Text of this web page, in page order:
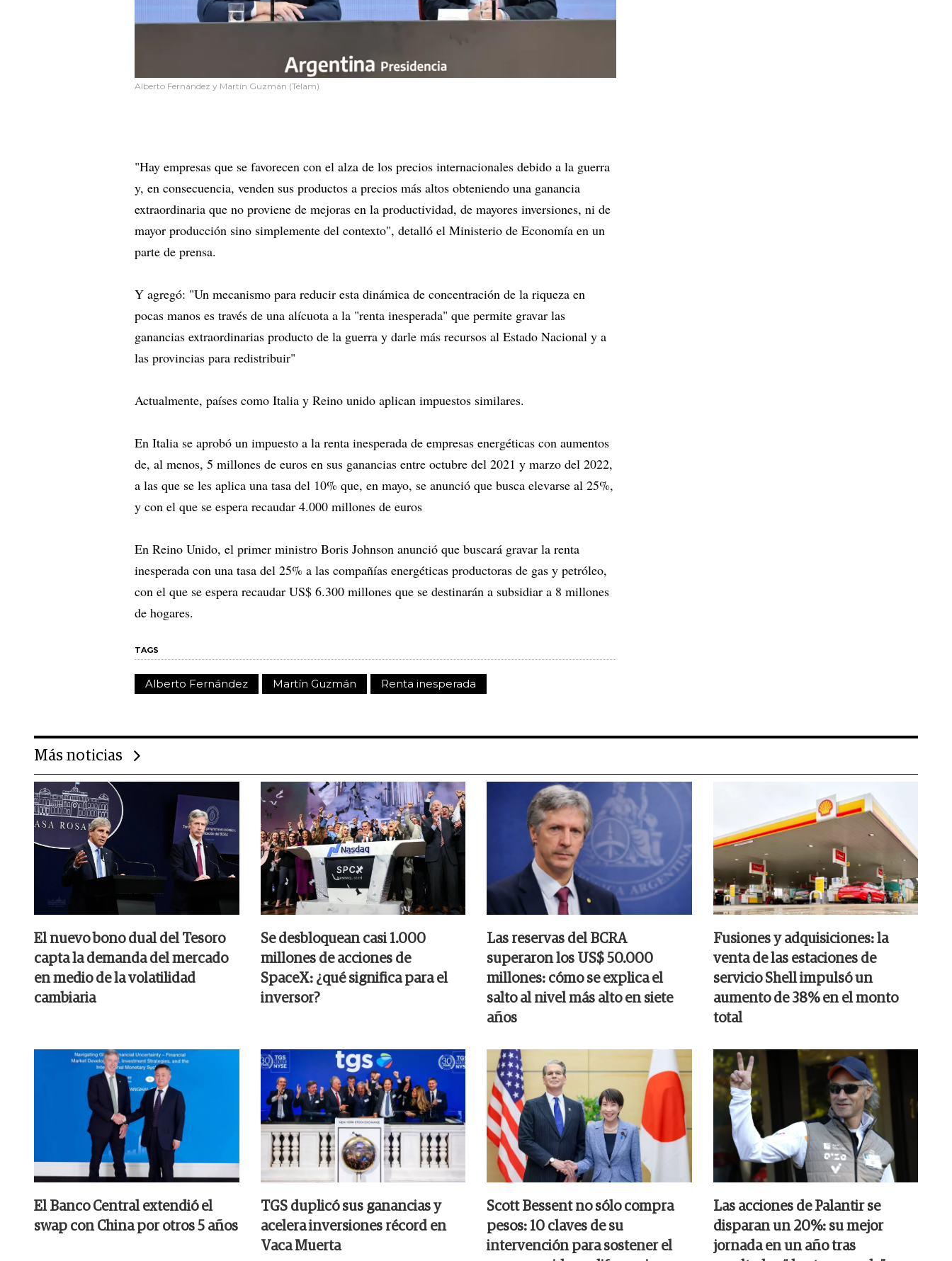
Alberto Fernández y Martín Guzmán (Télam)
"Hay empresas que se favorecen con el alza de los precios internacionales debido a la guerra
y, en consecuencia, venden sus productos a precios más altos obteniendo una ganancia
extraordinaria que no proviene de mejoras en la productividad, de mayores inversiones, ni de
mayor producción sino simplemente del contexto", detalló el Ministerio de Economía en un
parte de prensa.
Y agregó: "Un mecanismo para reducir esta dinámica de concentración de la riqueza en
pocas manos es través de una alícuota a la "renta inesperada" que permite gravar las
ganancias extraordinarias producto de la guerra y darle más recursos al Estado Nacional y a
las provincias para redistribuir"
Actualmente, países como Italia y Reino unido aplican impuestos similares.
En Italia se aprobó un impuesto a la renta inesperada de empresas energéticas con aumentos
de, al menos, 5 millones de euros en sus ganancias entre octubre del 2021 y marzo del 2022,
a las que se les aplica una tasa del 10% que, en mayo, se anunció que busca elevarse al 25%,
y con el que se espera recaudar 4.000 millones de euros
En Reino Unido, el primer ministro Boris Johnson anunció que buscará gravar la renta
inesperada con una tasa del 25% a las compañías energéticas productoras de gas y petróleo,
con el que se espera recaudar US$ 6.300 millones que se destinarán a subsidiar a 8 millones
de hogares.
TAGS
Alberto Fernández Martín Guzmán Renta inesperada
Más noticias
El nuevo bono dual del Tesoro
capta la demanda del mercado
en medio de la volatilidad
cambiaria
Se desbloquean casi 1.000
millones de acciones de
SpaceX: ¿qué significa para el
inversor?
Las reservas del BCRA
superaron los US$ 50.000
millones: cómo se explica el
salto al nivel más alto en siete
años
Fusiones y adquisiciones: la
venta de las estaciones de
servicio Shell impulsó un
aumento de 38% en el monto
total
El Banco Central extendió el
swap con China por otros 5 años
TGS duplicó sus ganancias y
acelera inversiones récord en
Vaca Muerta
Scott Bessent no sólo compra
pesos: 10 claves de su
intervención para sostener el
Las acciones de Palantir se
disparan un 20%: su mejor
jornada en un año tras